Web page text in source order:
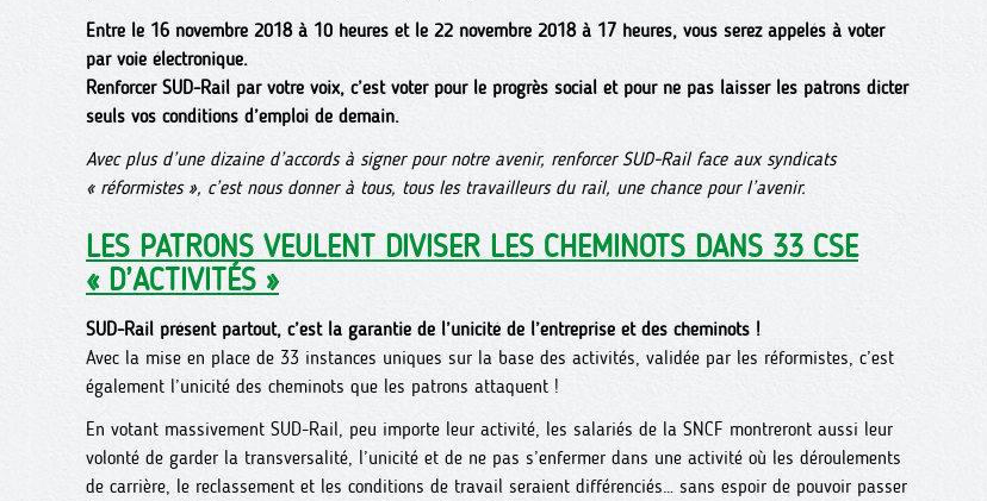
Entre le 16 novembre 2018 à 10 heures et le 22 novembre 2018 à 17 heures, vous serez appelés à voter
par voie électronique.
Renforcer SUD-Rail par votre voix, c’est voter pour le progrès social et pour ne pas laisser les patrons dicter
seuls vos conditions d’emploi de demain.
Avec plus d’une dizaine d’accords à signer pour notre avenir, renforcer SUD-Rail face aux syndicats
« réformistes », c’est nous donner à tous, tous les travailleurs du rail, une chance pour l’avenir.
LES PATRONS VEULENT DIVISER LES CHEMINOTS DANS 33 CSE
« D’ACTIVITÉS »
SUD-Rail présent partout, c’est la garantie de l’unicité de l’entreprise et des cheminots !
Avec la mise en place de 33 instances uniques sur la base des activités, validée par les réformistes, c’est
également l’unicité des cheminots que les patrons attaquent !
En votant massivement SUD-Rail, peu importe leur activité, les salariés de la SNCF montreront aussi leur
volonté de garder la transversalité, l’unicité et de ne pas s’enfermer dans une activité où les déroulements
de carrière, le reclassement et les conditions de travail seraient différenciés… sans espoir de pouvoir passer